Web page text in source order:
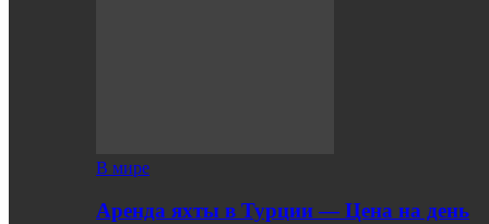
В мире
Аренда яхты в Турции — Цена на день